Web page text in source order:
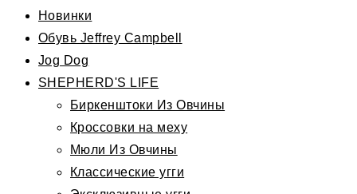
Новинки
Обувь Jeffrey Campbell
Jog Dog
SHEPHERD'S LIFE
Биркенштоки Из Овчины
Кроссовки на меху
Мюли Из Овчины
Классические угги